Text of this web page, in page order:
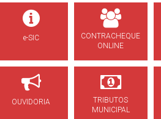
e-SIC
CONTRACHEQUE
ONLINE
OUVIDORIA
TRIBUTOS
MUNICIPAL